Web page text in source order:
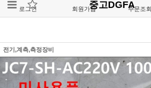
로그인 회원가입 주문조회
중고DGFA
전기,계측,측정장비